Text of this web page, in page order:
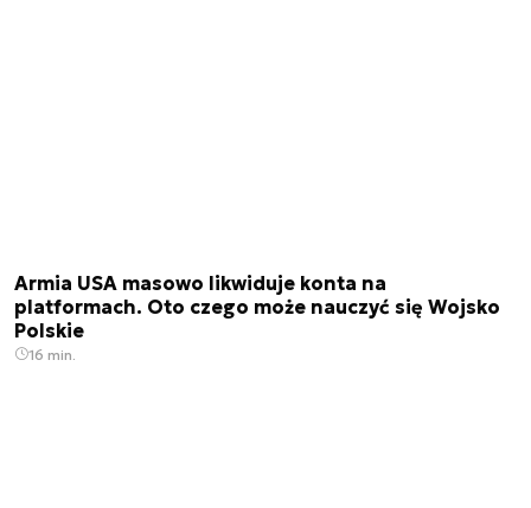
Armia USA masowo likwiduje konta na
platformach. Oto czego może nauczyć się Wojsko
Polskie
16 min.